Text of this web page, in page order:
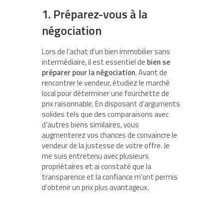
1. Préparez-vous à la
négociation
Lors de l’achat d’un bien immobilier sans
intermédiaire, il est essentiel de bien se
préparer pour la négociation. Avant de
rencontrer le vendeur, étudiez le marché
local pour déterminer une fourchette de
prix raisonnable. En disposant d’arguments
solides tels que des comparaisons avec
d’autres biens similaires, vous
augmenterez vos chances de convaincre le
vendeur de la justesse de votre offre. Je
me suis entretenu avec plusieurs
propriétaires et ai constaté que la
transparence et la confiance m’ont permis
d’obtenir un prix plus avantageux.